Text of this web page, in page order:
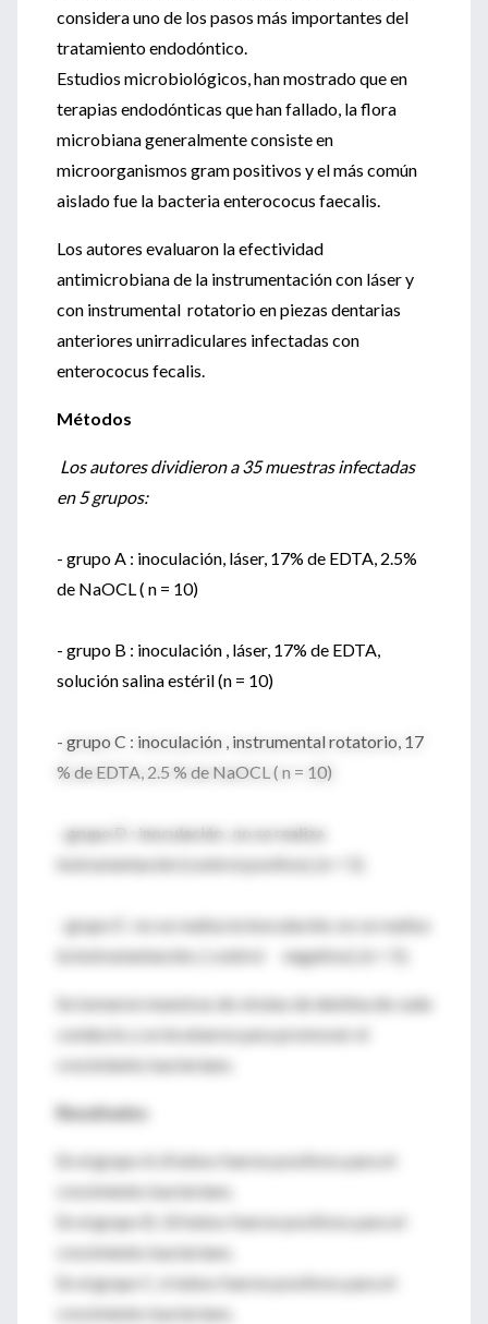
considera uno de los pasos más importantes del
tratamiento endodóntico.
Estudios microbiológicos, han mostrado que en
terapias endodónticas que han fallado, la flora
microbiana generalmente consiste en
microorganismos gram positivos y el más común
aislado fue la bacteria enterococus faecalis.
Los autores evaluaron la efectividad
antimicrobiana de la instrumentación con láser y
con instrumental rotatorio en piezas dentarias
anteriores unirradiculares infectadas con
enterococus fecalis.
Métodos
Los autores dividieron a 35 muestras infectadas
en 5 grupos:
- grupo A : inoculación, láser, 17% de EDTA, 2.5%
de NaOCL ( n = 10)
- grupo B : inoculación , láser, 17% de EDTA,
solución salina estéril (n = 10)
- grupo C : inoculación , instrumental rotatorio, 17
% de EDTA, 2.5 % de NaOCL ( n = 10)
- grupo D : inoculación , no se realiza
instrumentación (control positivo), (n = 5).
- grupo E : no se realiza la inoculación, no se realiza
la instrumentación, ( control negativo), (n = 5).
Se tomaron muestras de virutas de dentina de cada
conducto y se incubaron para promover el
crecimiento bacteriano.
Resultados
En el grupo A, 8 tubos fueron positivos para el
crecimiento bacteriano.
En el grupo B, 10 tubos fueron positivos para el
crecimiento bacteriano.
En el grupo C, 6 tubos fueron positivos para el
crecimiento bacteriano.